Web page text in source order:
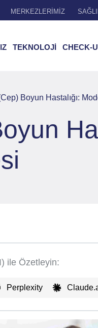
MERKEZLERİMİZ
TEKNOLOJİ CHECK-
Boyun Hastalığı:
ile Özetleyin:
Perplexity